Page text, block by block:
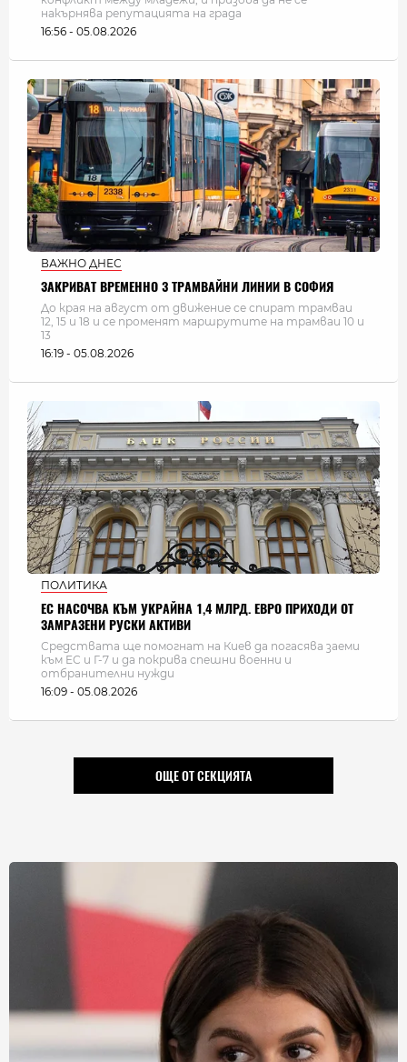
накърнява репутацията на града
16:56 - 05.08.2026
ВАЖНО ДНЕС
ЗАКРИВАТ ВРЕМЕННО 3 ТРАМВАЙНИ ЛИНИИ В СОФИЯ
До края на август от движение се спират трамваи
12, 15 и 18 и се променят маршрутите на трамваи 10 и
13
16:19 - 05.08.2026
ПОЛИТИКА
ЕС НАСОЧВА КЪМ УКРАЙНА 1,4 МЛРД. ЕВРО ПРИХОДИ ОТ
ЗАМРАЗЕНИ РУСКИ АКТИВИ
Средствата ще помогнат на Киев да погасява заеми
към ЕС и Г-7 и да покрива спешни военни и
отбранителни нужди
16:09 - 05.08.2026
ОЩЕ ОТ СЕКЦИЯТА